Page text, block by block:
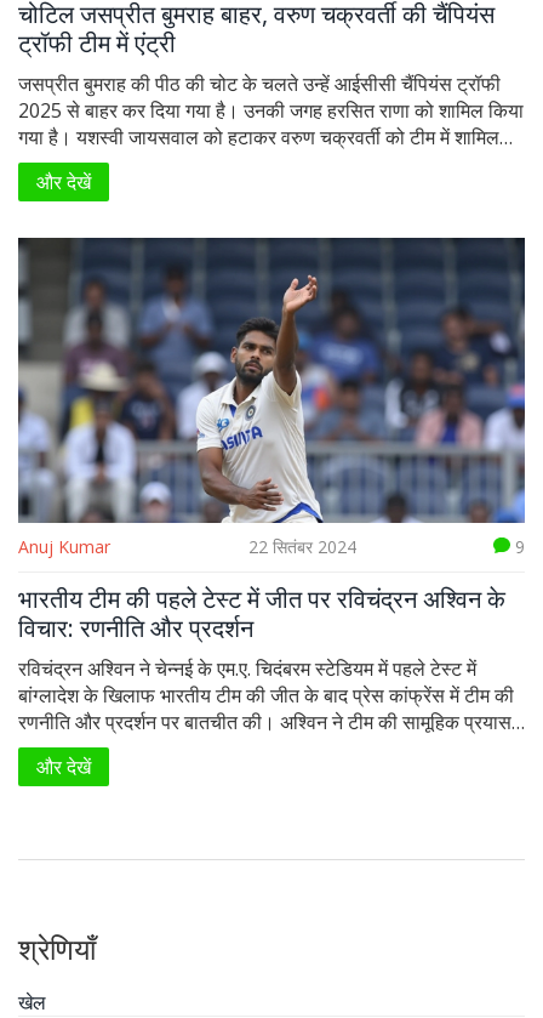
चोटिल जसप्रीत बुमराह बाहर, वरुण चक्रवर्ती की चैंपियंस
ट्रॉफी टीम में एंट्री
जसप्रीत बुमराह की पीठ की चोट के चलते उन्हें आईसीसी चैंपियंस ट्रॉफी
2025 से बाहर कर दिया गया है। उनकी जगह हरसित राणा को शामिल किया
गया है। यशस्वी जायसवाल को हटाकर वरुण चक्रवर्ती को टीम में शामिल
किया गया है। चयनकर्ताओं ने दीर्घकालिक फिटनेस को प्राथमिकता दी।
और देखें
Anuj Kumar 22 सितंबर 2024 9
भारतीय टीम की पहले टेस्ट में जीत पर रविचंद्रन अश्विन के
विचार: रणनीति और प्रदर्शन
रविचंद्रन अश्विन ने चेन्नई के एम.ए. चिदंबरम स्टेडियम में पहले टेस्ट में
बांग्लादेश के खिलाफ भारतीय टीम की जीत के बाद प्रेस कांफ्रेंस में टीम की
रणनीति और प्रदर्शन पर बातचीत की। अश्विन ने टीम की सामूहिक प्रयास
की सराहना की और अपनी व्यक्तिगत योगदान पर बात की।
और देखें
श्रेणियाँ
खेल